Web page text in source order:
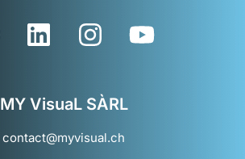
MY VisuaL SÀRL
contact@myvisual.ch